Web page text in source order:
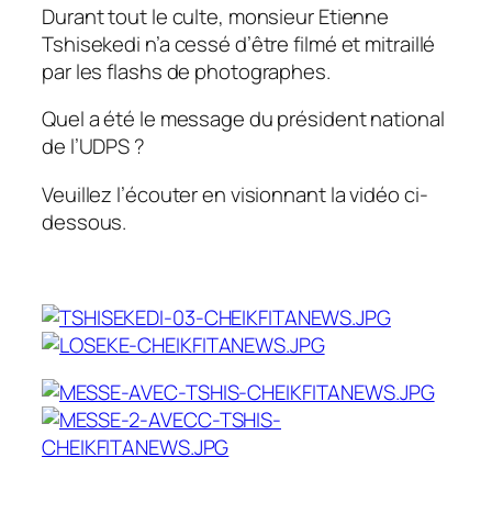
Durant tout le culte, monsieur Etienne
Tshisekedi n’a cessé d’être filmé et mitraillé
par les flashs de photographes.
Quel a été le message du président national
de l’UDPS ?
Veuillez l’écouter en visionnant la vidéo ci-
dessous.